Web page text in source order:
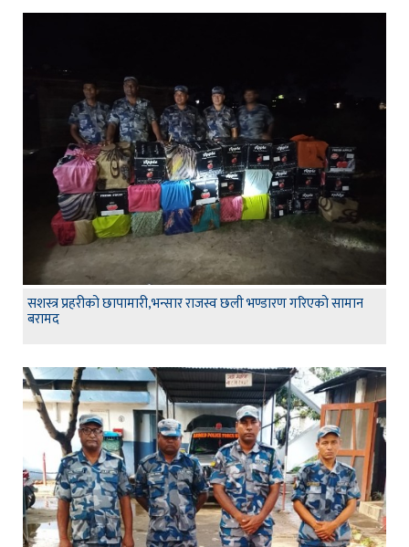
सशस्त्र प्रहरीको छापामारी,भन्सार राजस्व छली भण्डारण गरिएको सामान
बरामद